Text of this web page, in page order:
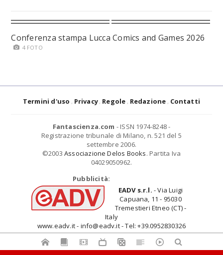
Conferenza stampa Lucca Comics and Games 2026
4 FOTO
Termini d'uso Privacy Regole Redazione Contatti
Fantascienza.com - ISSN 1974-8248 -
Registrazione tribunale di Milano, n. 521 del 5
settembre 2006.
©2003 Associazione Delos Books. Partita Iva
04029050962.
Pubblicità:
EADV s.r.l. - Via Luigi
Capuana, 11 - 95030
Tremestieri Etneo (CT) -
Italy
www.eadv.it - info@eadv.it - Tel: +39.0952830326